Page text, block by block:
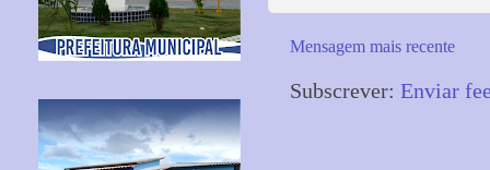
Mensagem mais recente
Subscrever: Enviar